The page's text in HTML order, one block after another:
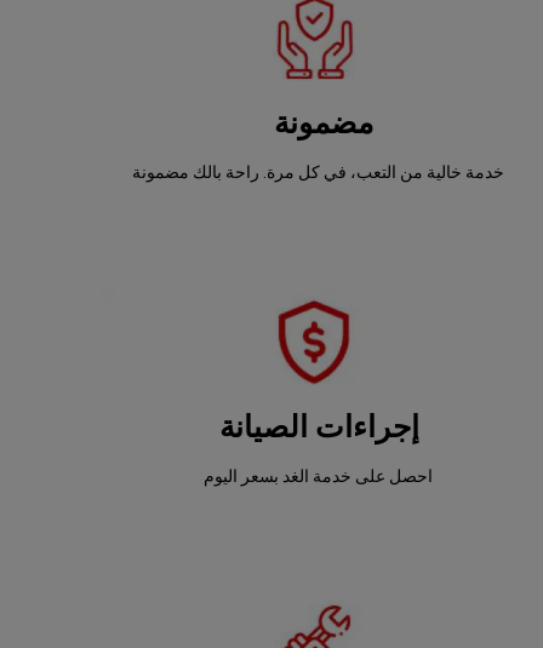
مضمونة
خدمة خالية من التعب، في كل مرة. راحة بالك مضمونة
إجراءات الصيانة
احصل على خدمة الغد بسعر اليوم